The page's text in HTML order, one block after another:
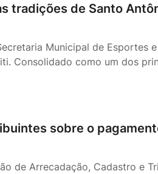
tradições de Santo
Municipal de Esportes e
Consolidado como um dos
sobre o
de Arrecadação, Cadastro e